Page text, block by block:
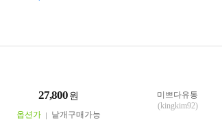
27,800 원
옵션가
낱개구매가능
미쁘다유통
(kingkim92)